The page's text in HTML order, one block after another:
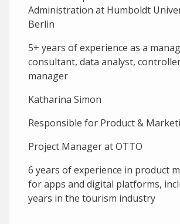
Administration at Humboldt
Berlin
5+ years of experience as a
consultant, data analyst,
manager
Katharina Simon
Responsible for Product &
Project Manager at OTTO
6 years of experience in product
for apps and digital platforms,
years in the tourism industry